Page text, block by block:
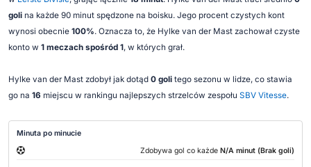
golina każde 90 minut spędzone na boisku. Jego procent czystych kont
wynosi obecnie 100%. Oznacza to, że Hylke van der Mast zachował czyste
konto w 1 meczach spośród 1, w których grał.
Hylke van der Mast zdobył jak dotąd 0 golitego sezonu w lidze, co stawia
go na 16 miejscu w rankingu najlepszych strzelców zespołu SBV Vitesse.
Minuta po minucie
Zdobywa gol co każde N/A minut (Brak goli)